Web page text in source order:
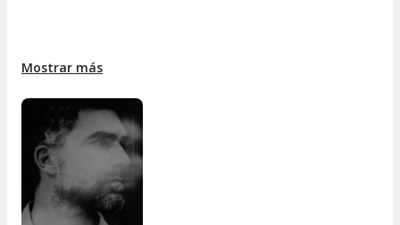
El Molino es un espacio que dispone de asientos para todos
los asistentes.
Durante el proceso de compra, tendréis que escoger una
zona y cantidad de entradas. La asignación del/s vuestra/s
localidad/es lo realizará el personal de acomodación una vez
acudáis a la sala.
Mostrar más